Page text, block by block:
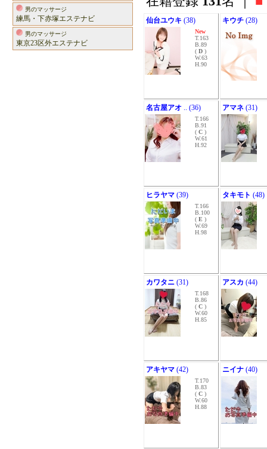
男のマッサージ
練馬・下赤塚エステナビ
男のマッサージ
東京23区外エステナビ
仙台ユウキ (38)
New
T.163
B.89
( D )
W.63
H.90
キウチ (28)
名古屋アオ .. (36)
T.166
B.91
( C )
W.61
H.92
アマネ (31)
ヒラヤマ (39)
T.166
B.100
( E )
W.69
H.98
タキモト (48)
カワタニ (31)
T.168
B.86
( C )
W.60
H.85
アスカ (44)
アキヤマ (42)
T.170
B.83
( C )
W.60
H.88
ニイナ (40)